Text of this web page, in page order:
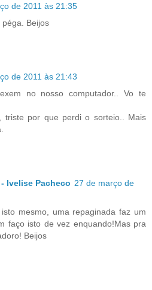
de 2011 às 21:35
péga. Beijos
de 2011 às 21:43
no nosso computador.. Vo te
triste por que perdi o sorteio.. Mais
Ivelise Pacheco 27 de março de
mesmo, uma repaginada faz um
faço isto de vez enquando!Mas pra
Beijos